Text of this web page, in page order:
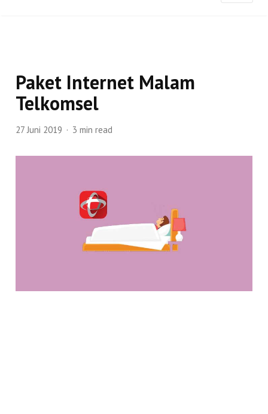
Paket Internet Malam
Telkomsel
27 Juni 2019 3 min read